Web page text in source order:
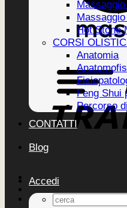
Hot Stone
CORSI
Anatomia
Feng Shui
Percorso
CONTATTI
Blog
Accedi
Cerca: